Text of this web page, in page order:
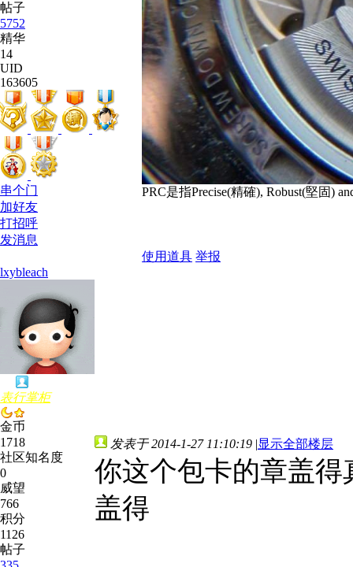
帖子
5752
精华
14
UID
163605
串个门
加好友
打招呼
发消息
PRC是指Precise(精確), Robust(堅固)
使用道具 举报
lxybleach
表行掌柜
金币
1718
社区知名度
0
威望
766
积分
1126
帖子
发表于 2014-1-27 11:10:19 |显示全部楼层
你这个包卡的章盖
盖得